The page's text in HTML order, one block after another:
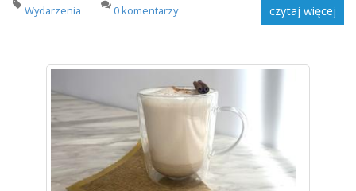
Wydarzenia
0 komentarzy czytaj więcej